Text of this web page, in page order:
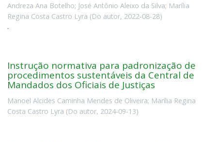
Andreza Ana Botelho; José Antônio Aleixo da Silva; Marília
Regina Costa Castro Lyra (Do autor, 2022-08-28)
.
Instrução normativa para padronização de
procedimentos sustentáveis da Central de
Mandados dos Oficiais de Justiças
Manoel Alcides Caminha Mendes de Oliveira; Marília Regina
Costa Castro Lyra (Do autor, 2024-09-13)